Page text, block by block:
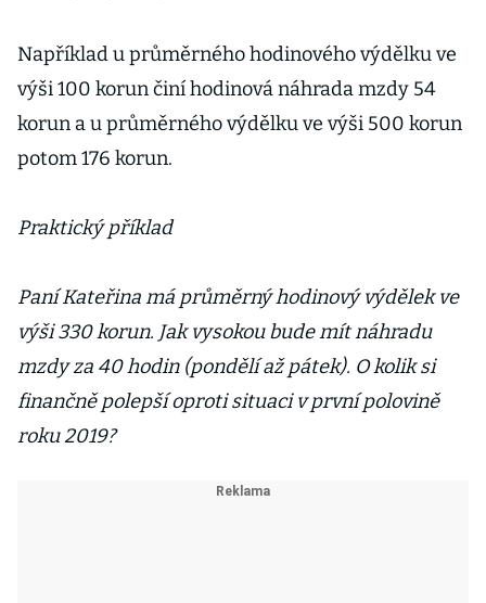
Například u průměrného hodinového výdělku ve
výši 100 korun činí hodinová náhrada mzdy 54
korun a u průměrného výdělku ve výši 500 korun
potom 176 korun.
Praktický příklad
Paní Kateřina má průměrný hodinový výdělek ve
výši 330 korun. Jak vysokou bude mít náhradu
mzdy za 40 hodin (pondělí až pátek). O kolik si
finančně polepší oproti situaci v první polovině
roku 2019?